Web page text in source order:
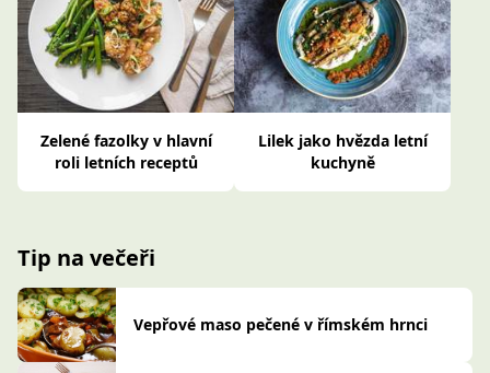
Zelené fazolky v hlavní
roli letních receptů
Lilek jako hvězda letní
kuchyně
Tip na večeři
Vepřové maso pečené v římském hrnci